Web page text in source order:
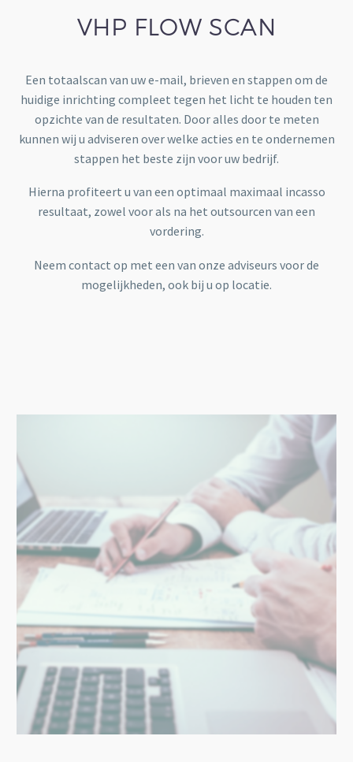
VHP FLOW SCAN
Een totaalscan van uw e-mail, brieven en stappen om de
huidige inrichting compleet tegen het licht te houden ten
opzichte van de resultaten. Door alles door te meten
kunnen wij u adviseren over welke acties en te ondernemen
stappen het beste zijn voor uw bedrijf.
Hierna profiteert u van een optimaal maximaal incasso
resultaat, zowel voor als na het outsourcen van een
vordering.
Neem contact op met een van onze adviseurs voor de
mogelijkheden, ook bij u op locatie.